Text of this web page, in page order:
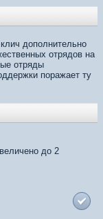
дополнительно
отрядов на
отряды
поражает ту
до 2